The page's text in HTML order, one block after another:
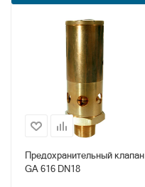
Предохранительный клапан
GA 616 DN18